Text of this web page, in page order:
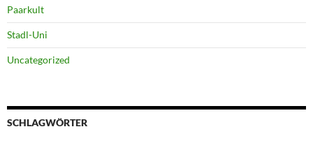
Paarkult
Stadl-Uni
Uncategorized
SCHLAGWÖRTER